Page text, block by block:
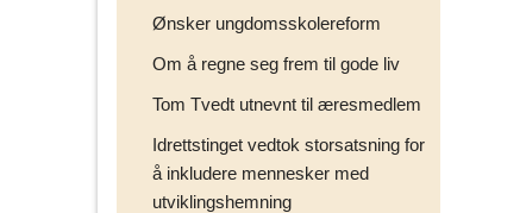
Ønsker ungdomsskolereform
Om å regne seg frem til gode liv
Tom Tvedt utnevnt til æresmedlem
Idrettstinget vedtok storsatsning for
å inkludere mennesker med
utviklingshemning